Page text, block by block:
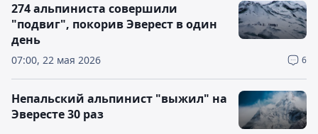
07:00, 22 мая 2026 6
274 альпиниста совершили
"подвиг", покорив Эверест в один
день
Непальский альпинист "выжил" на
Эвересте 30 раз